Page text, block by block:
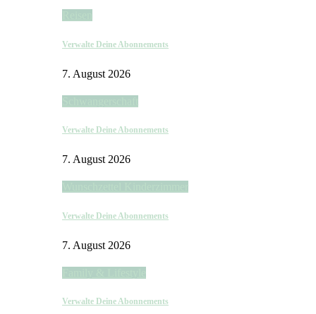
Verwalte Deine Abonnements
7. August 2026
Verwalte Deine Abonnements
7. August 2026
Verwalte Deine Abonnements
7. August 2026
Verwalte Deine Abonnements